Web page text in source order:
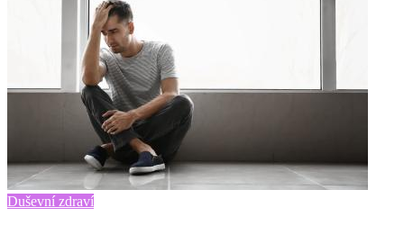
Duševní zdraví